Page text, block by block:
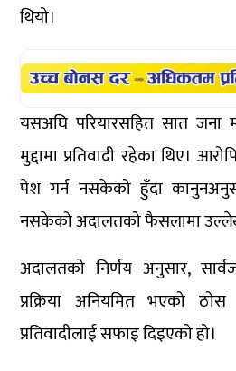
थियो।
यसअघि परियारसहित सात जना
मुद्दामा प्रतिवादी रहेका थिए।
पेश गर्न नसकेको हुँदा
नसकेको अदालतको फैसलामा
अदालतको निर्णय अनुसार,
प्रक्रिया अनियमित भएको
प्रतिवादीलाई सफाइ दिइएको हो।